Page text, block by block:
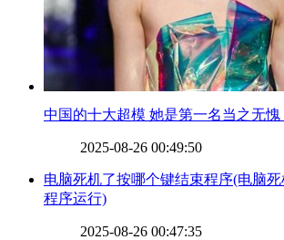
中国的十大超模 她是第一名当之无愧
2025-08-26 00:49:50
电脑死机了按哪个键结束程序(电脑
程序运行)
2025-08-26 00:47:35